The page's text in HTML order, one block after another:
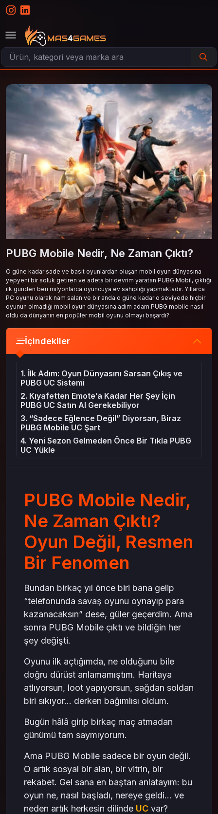
PUBG Mobile Nedir, Ne Zaman Çıktı?
O güne kadar sade ve basit oyunlardan oluşan mobil oyun dünyasına
yepyeni bir soluk getiren ve adeta bir devrim yaratan PUBG Mobil, çıktığı
ilk günden beri milyonlarca oyuncuya ev sahipliği yapmaktadır. Yıllarca
PC oyunu olarak nam salan ve bir anda o güne kadar o seviyede hiçbir
oyunun olmadığı mobil oyun dünyasına adım adam PUBG mobile nasıl
oldu da dünyanın en popüler mobil oyunu olmayı başardı?
İçindekiler
1. İlk Adım: Oyun Dünyasını Sarsan Çıkış ve
PUBG UC Sistemi
2. Kıyafetten Emote’a Kadar Her Şey İçin
PUBG UC Satın Al Gerekebiliyor
3. “Sadece Eğlence Değil” Diyorsan, Biraz
PUBG Mobile UC Şart
4. Yeni Sezon Gelmeden Önce Bir Tıkla PUBG
UC Yükle
Beklenir?
7. İlk UC’mi Alırken Dolandırıldım. Artık Sadece
UC Satın Alma İşimi Mas4Games’te Yapıyorum
8. Büyük Paket Almana Gerek Yok – Kendi
Bütçene Göre UC Satın Al
Sonuç: PUBG Mobile Sadece Oyun Değil,
Yaşam Tarzı – Ama UC Olmadan Yarım
PUBG Mobile Nedir,
Ne Zaman Çıktı?
Oyun Değil, Resmen
Bir Fenomen
Bundan birkaç yıl önce biri bana gelip
“telefonunda savaş oyunu oynayıp para
kazanacaksın” dese, güler geçerdim. Ama
sonra PUBG Mobile çıktı ve bildiğin her
şey değişti.
Oyunu ilk açtığımda, ne olduğunu bile
doğru dürüst anlamamıştım. Haritaya
atlıyorsun, loot yapıyorsun, sağdan soldan
biri sıkıyor... derken bağımlısı oldum.
Bugün hâlâ girip birkaç maç atmadan
günümü tam saymıyorum.
Ama PUBG Mobile sadece bir oyun değil.
O artık sosyal bir alan, bir vitrin, bir
rekabet. Gel sana en baştan anlatayım: bu
oyun ne, nasıl başladı, nereye geldi… ve
neden artık herkesin dilinde UC var?